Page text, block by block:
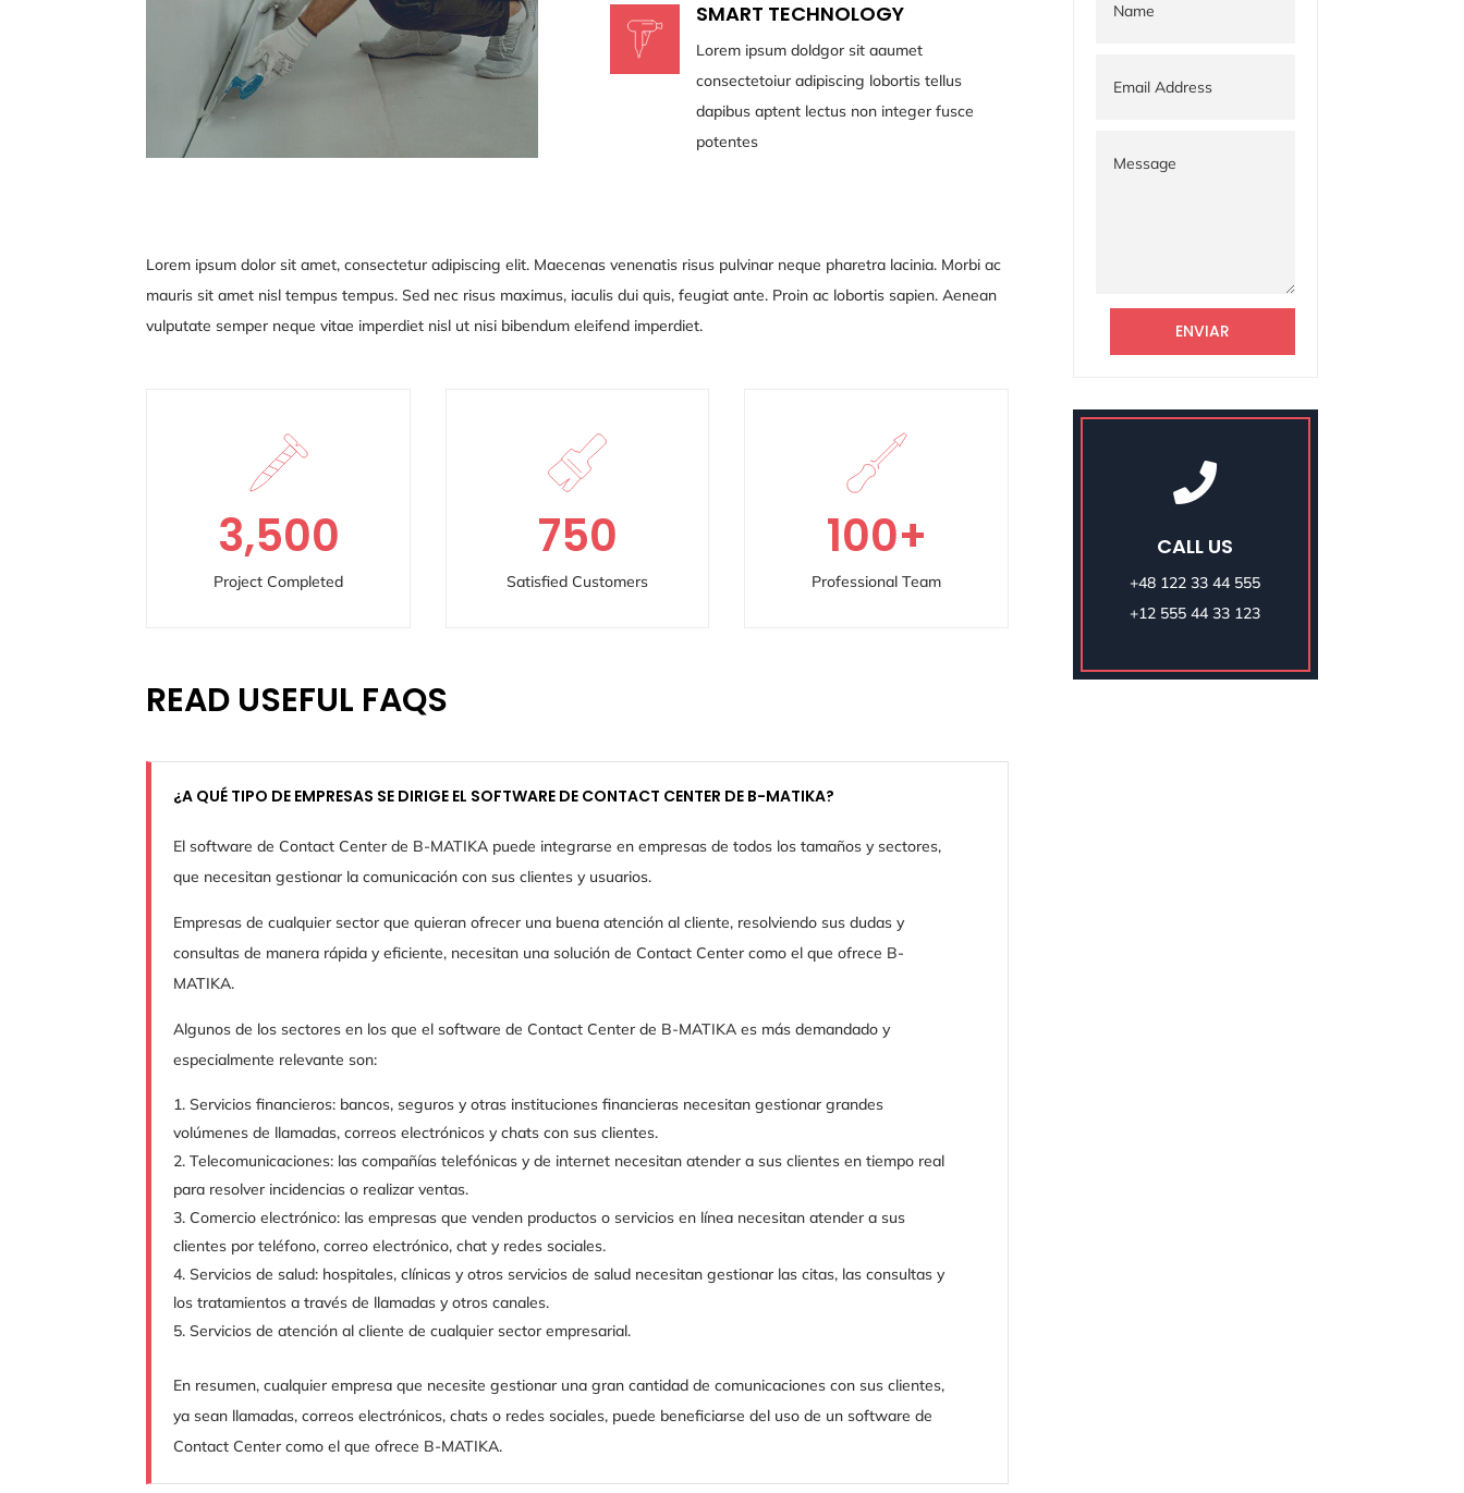
SMART TECHNOLOGY
Lorem ipsum doldgor sit aaumet
consectetoiur adipiscing lobortis tellus
dapibus aptent lectus non integer fusce
potentes
Lorem ipsum dolor sit amet, consectetur adipiscing elit. Maecenas venenatis risus pulvinar neque pharetra lacinia. Morbi ac
mauris sit amet nisl tempus tempus. Sed nec risus maximus, iaculis dui quis, feugiat ante. Proin ac lobortis sapien. Aenean
vulputate semper neque vitae imperdiet nisl ut nisi bibendum eleifend imperdiet.
3,500
Project Completed
750
Satisfied Customers
100+
Professional Team
READ USEFUL FAQS
¿A QUÉ TIPO DE EMPRESAS SE DIRIGE EL SOFTWARE DE CONTACT CENTER DE B-MATIKA?
El software de Contact Center de B-MATIKA puede integrarse en empresas de todos los tamaños y sectores,
que necesitan gestionar la comunicación con sus clientes y usuarios.
Empresas de cualquier sector que quieran ofrecer una buena atención al cliente, resolviendo sus dudas y
consultas de manera rápida y eficiente, necesitan una solución de Contact Center como el que ofrece B-
MATIKA.
Algunos de los sectores en los que el software de Contact Center de B-MATIKA es más demandado y
especialmente relevante son:
Servicios financieros: bancos, seguros y otras instituciones financieras necesitan gestionar grandes
volúmenes de llamadas, correos electrónicos y chats con sus clientes.
Telecomunicaciones: las compañías telefónicas y de internet necesitan atender a sus clientes en tiempo real
para resolver incidencias o realizar ventas.
Comercio electrónico: las empresas que venden productos o servicios en línea necesitan atender a sus
clientes por teléfono, correo electrónico, chat y redes sociales.
Servicios de salud: hospitales, clínicas y otros servicios de salud necesitan gestionar las citas, las consultas y
los tratamientos a través de llamadas y otros canales.
Servicios de atención al cliente de cualquier sector empresarial.
En resumen, cualquier empresa que necesite gestionar una gran cantidad de comunicaciones con sus clientes,
ya sean llamadas, correos electrónicos, chats o redes sociales, puede beneficiarse del uso de un software de
Contact Center como el que ofrece B-MATIKA.
ENVIAR

CALL US
+48 122 33 44 555
+12 555 44 33 123